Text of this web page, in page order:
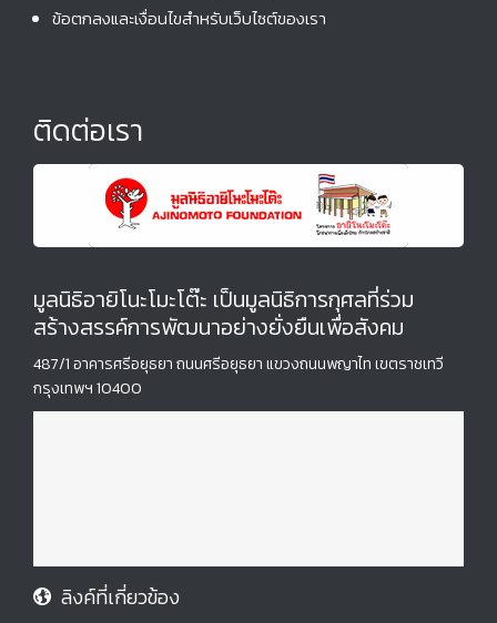
ข้อตกลงและเงื่อนไขสำหรับเว็บไซต์ของเรา
ติดต่อเรา
มูลนิธิอายิโนะโมะโต๊ะ เป็นมูลนิธิการกุศลที่ร่วม
สร้างสรรค์การพัฒนาอย่างยั่งยืนเพื่อสังคม
487/1 อาคารศรีอยุธยา ถนนศรีอยุธยา แขวงถนนพญาไท เขตราชเทวี
กรุงเทพฯ 10400
ลิงค์ที่เกี่ยวข้อง